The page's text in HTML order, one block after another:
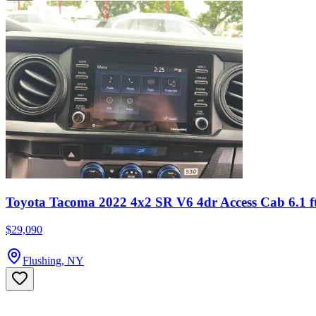
Toyota Tacoma 2022 4x2 SR V6 4dr Access Cab 6.1
$29,090
Flushing, NY